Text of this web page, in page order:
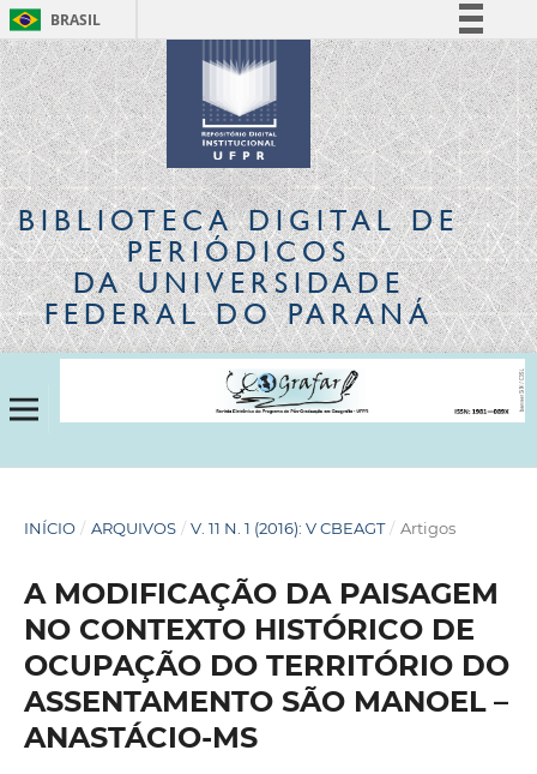
BRASIL
Simplifique!
Comunica BR
Participe
Acesso à informação
Legislação
Canais
BIBLIOTECA DIGITALDE
PERIÓDICOS
DA UNIVERSIDADE
FEDERAL DO PARANÁ
INÍCIO / ARQUIVOS / V. 11 N. 1 (2016): V CBEAGT / Artigos
A MODIFICAÇÃO DA PAISAGEM
NO CONTEXTO HISTÓRICO DE
OCUPAÇÃO DO TERRITÓRIO DO
ASSENTAMENTO SÃO MANOEL –
ANASTÁCIO-MS